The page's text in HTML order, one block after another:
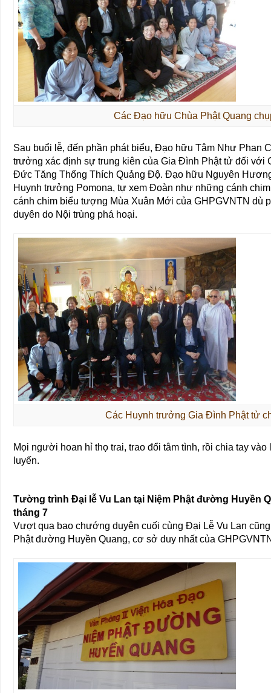
Các Đạo hữu Chùa Phật Quang
Sau buổi lễ, đến phần phát biểu, Đạo hữu Tâm Như
trưởng xác định sự trung kiên của Gia Đình Phật tử đối với
Đức Tăng Thống Thích Quảng Độ. Đạo hữu Nguyên
Huynh trưởng Pomona, tự xem Đoàn như những cánh
cánh chim biểu tượng Mùa Xuân Mới của GHPGVNTN dù
duyên do Nội trùng phá hoại.
Các Huynh trưởng Gia Đình Phật tử
Mọi người hoan hỉ thọ trai, trao đổi tâm tình, rồi chia tay
luyến.
Tường trình Đại lễ Vu Lan tại Niệm Phật đường Huyền
tháng 7
Vượt qua bao chướng duyên cuối cùng Đại Lễ Vu Lan
Phật đường Huyền Quang, cơ sở duy nhất của